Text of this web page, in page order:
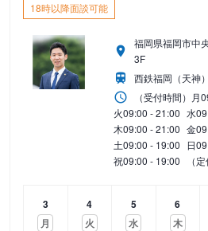
18時以降面談可能
福岡県福岡市中
3F
西鉄福岡（天神
（受付時間） 月
火09:00 - 21:00 水
木09:00 - 21:00 金
土09:00 - 19:00 日
祝09:00 - 19:00 （
3
月
4
火
5
水
6
木